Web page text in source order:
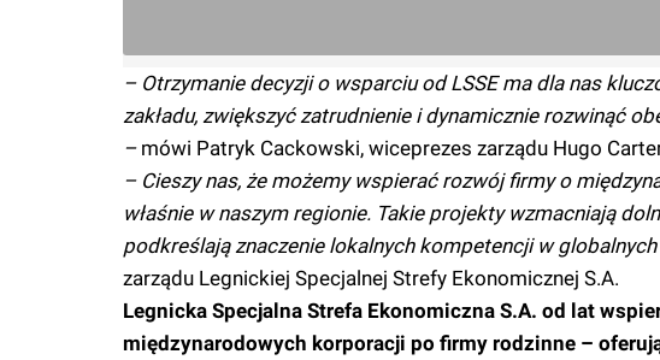
– Otrzymanie decyzji o wsparciu od LSSE ma dla nas
zakładu, zwiększyć zatrudnienie i dynamicznie rozwinąć
–mówi Patryk Cackowski, wiceprezes zarządu Hugo
– Cieszy nas, że możemy wspierać rozwój firmy o
właśnie w naszym regionie. Takie projekty wzmacniają
podkreślają znaczenie lokalnych kompetencji w
zarządu Legnickiej Specjalnej Strefy Ekonomicznej S.A.
Legnicka Specjalna Strefa Ekonomiczna S.A. od lat
międzynarodowych korporacji po firmy rodzinne –